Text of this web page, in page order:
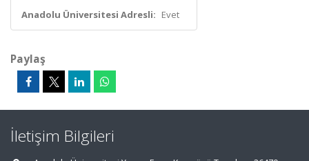
Anadolu Üniversitesi Adresli: Evet
Paylaş
İletişim Bilgileri